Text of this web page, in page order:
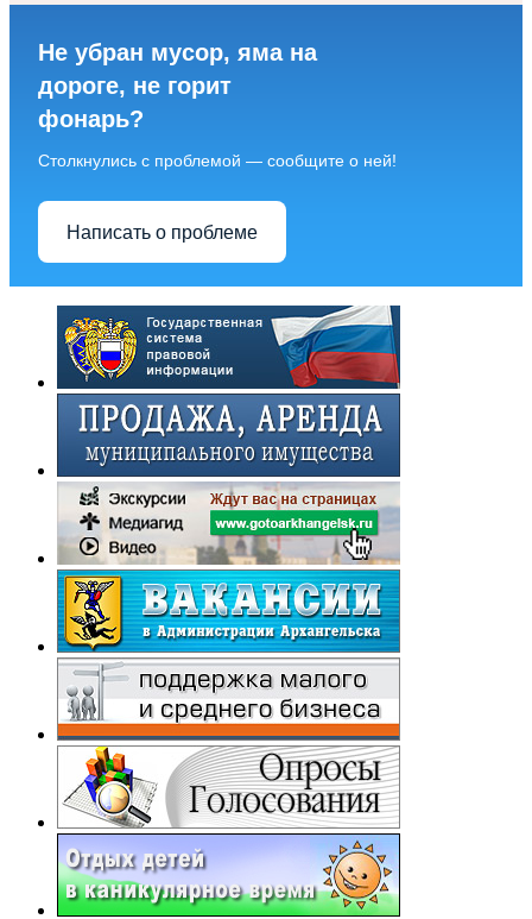
Не убран мусор, яма на
дороге, не горит
фонарь?
Столкнулись с проблемой — сообщите о ней!
Написать о проблеме